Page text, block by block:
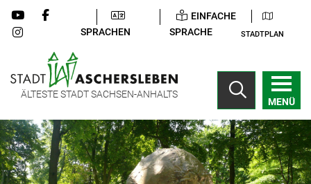
SPRACHEN
EINFACHE
SPRACHE
STADTPLAN
ÄLTESTE STADT SACHSEN-ANHALTS
MENÜ